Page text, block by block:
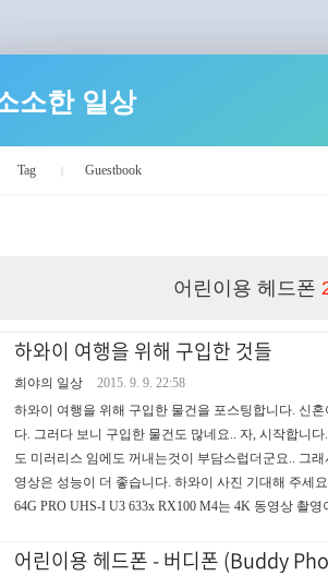
소한 일상
Tag Guestbook
어린이용 헤드폰
하와이 여행을 위해 구입한 것들
희야의 일상
2015. 9. 9. 22:58
하와이 여행을 위해 구입한 물건을 포스팅합니다. 신
다. 그러다 보니 구입한 물건도 많네요.. 자, 시작합니
도 미러리스 임에도 꺼내는것이 부담스럽더군요.. 그
영상은 성능이 더 좋습니다. 하와이 사진 기대해 주세
64G PRO UHS-I U3 633x RX100 M4는 4K 동영상 촬영
어린이용 헤드폰 - 버디폰 (Buddy